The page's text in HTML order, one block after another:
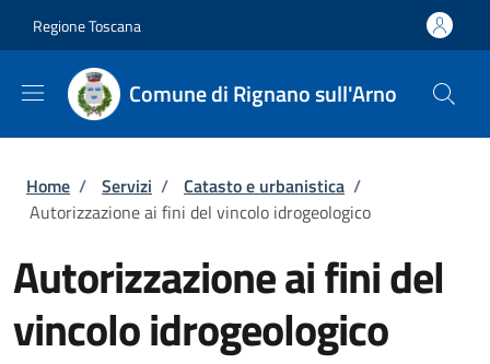
Regione Toscana
Comune di Rignano sull'Arno
Briciole di pane
Home / Servizi / Catasto e urbanistica /
Autorizzazione ai fini del vincolo idrogeologico
Autorizzazione ai fini del
vincolo idrogeologico